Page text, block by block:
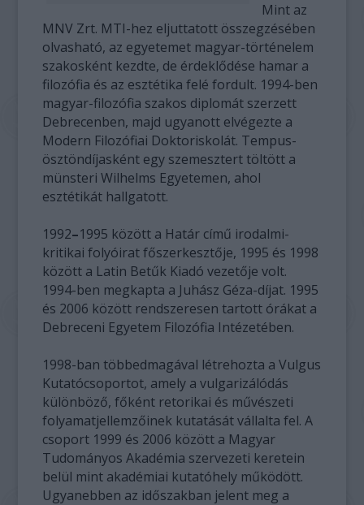
Mint az
MNV Zrt. MTI-hez eljuttatott összegzésében
olvasható, az egyetemet magyar-történelem
szakosként kezdte, de érdeklődése hamar a
filozófia és az esztétika felé fordult. 1994-ben
magyar-filozófia szakos diplomát szerzett
Debrecenben, majd ugyanott elvégezte a
Modern Filozófiai Doktoriskolát. Tempus-
ösztöndíjasként egy szemesztert töltött a
münsteri Wilhelms Egyetemen, ahol
esztétikát hallgatott.
1992–1995 között a Határ című irodalmi-
kritikai folyóirat főszerkesztője, 1995 és 1998
között a Latin Betűk Kiadó vezetője volt.
1994-ben megkapta a Juhász Géza-díjat. 1995
és 2006 között rendszeresen tartott órákat a
Debreceni Egyetem Filozófia Intézetében.
1998-ban többedmagával létrehozta a Vulgus
Kutatócsoportot, amely a vulgarizálódás
különböző, főként retorikai és művészeti
folyamatjellemzőinek kutatását vállalta fel. A
csoport 1999 és 2006 között a Magyar
Tudományos Akadémia szervezeti keretein
belül mint akadémiai kutatóhely működött.
Ugyanebben az időszakban jelent meg a